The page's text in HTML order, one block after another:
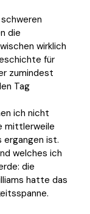
die
wirklich
für
zumindest
Tag
ich nicht
mittlerweile
ergangen ist.
welches ich
die
hatte das